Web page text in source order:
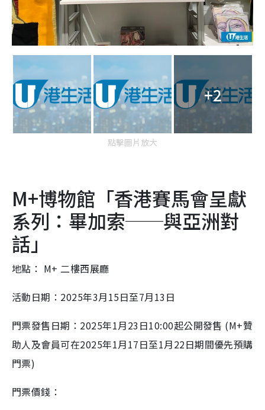
+2
點擊圖片放大
M+博物館「香港賽馬會呈獻
系列：畢加索──與亞洲對
話」
地點： M+ 二樓西展廳
活動日期：2025年3月15日至7月13日
門票發售日期：2025年1月23日10:00起公開發售 (M+贊
助人及會員可在2025年1月17日至1月22日期間優先預購
門票)
門票價錢：